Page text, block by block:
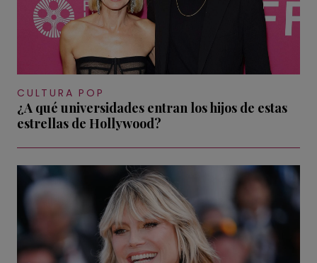
CULTURA POP
¿A qué universidades entran los hijos de estas
estrellas de Hollywood?